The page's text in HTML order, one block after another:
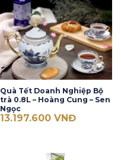
Quà Tết Doanh Nghiệp Bộ
trà 0.8L – Hoàng Cung – Sen
Ngọc
13.197.600 VNĐ